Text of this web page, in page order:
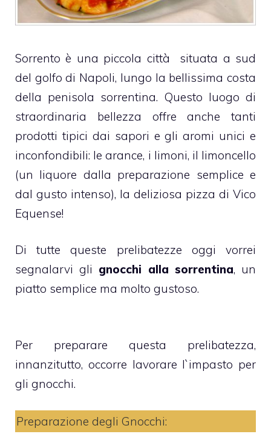
Sorrento è una piccola città situata a sud
del golfo di Napoli, lungo la bellissima costa
della penisola sorrentina. Questo luogo di
straordinaria bellezza offre anche tanti
prodotti tipici dai sapori e gli aromi unici e
inconfondibili: le arance, i limoni, il limoncello
(un liquore dalla preparazione semplice e
dal gusto intenso), la deliziosa pizza di Vico
Equense!
Di tutte queste prelibatezze oggi vorrei
segnalarvi gli gnocchi alla sorrentina, un
piatto semplice ma molto gustoso.
Per preparare questa prelibatezza,
innanzitutto, occorre lavorare l`impasto per
gli gnocchi.
Preparazione degli Gnocchi: